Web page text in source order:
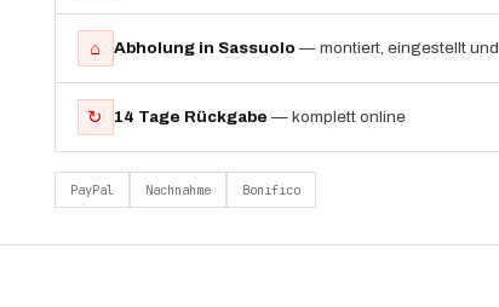
⌂ Abholung in Sassuolo — montiert, eingestellt
↻ 14 Tage Rückgabe — komplett online
PayPal Nachnahme Bonifico